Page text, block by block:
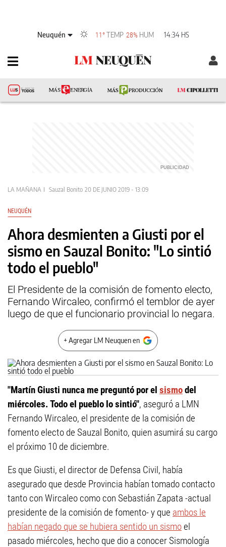
Neuquén 11° TEMP 28% HUM 14:34 HS
LA MAÑANA Sauzal Bonito 20 DE JUNIO 2019 - 13:09
NEUQUÉN
Ahora desmienten a Giusti por el
sismo en Sauzal Bonito: "Lo sintió
todo el pueblo"
El Presidente de la comisión de fomento electo,
Fernando Wircaleo, confirmó el temblor de ayer
luego de que el funcionario provincial lo negara.
+ Agregar LM Neuquen en
"Martín Giusti nunca me preguntó por el sismodel
miércoles. Todo el pueblo lo sintió", aseguró a LMN
Fernando Wircaleo, el presidente de la comisión de
fomento electo de Sauzal Bonito, quien asumirá su cargo
el próximo 10 de diciembre.
Es que Giusti, el director de Defensa Civil, había
asegurado que desde Provincia habían tomado contacto
tanto con Wircaleo como con Sebastián Zapata -actual
presidente de la comisión de fomento- y que ambos le
habían negado que se hubiera sentido un sismoel
pasado miércoles, hecho que dio a conocer Sismología